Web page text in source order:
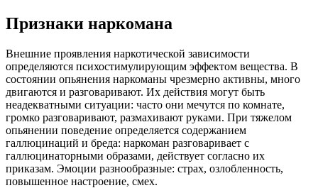
Признаки наркомана
Внешние проявления наркотической зависимости
определяются психостимулирующим эффектом вещества. В
состоянии опьянения наркоманы чрезмерно активны, много
двигаются и разговаривают. Их действия могут быть
неадекватными ситуации: часто они мечутся по комнате,
громко разговаривают, размахивают руками. При тяжелом
опьянении поведение определяется содержанием
галлюцинаций и бреда: наркоман разговаривает с
галлюцинаторными образами, действует согласно их
приказам. Эмоции разнообразные: страх, озлобленность,
повышенное настроение, смех.